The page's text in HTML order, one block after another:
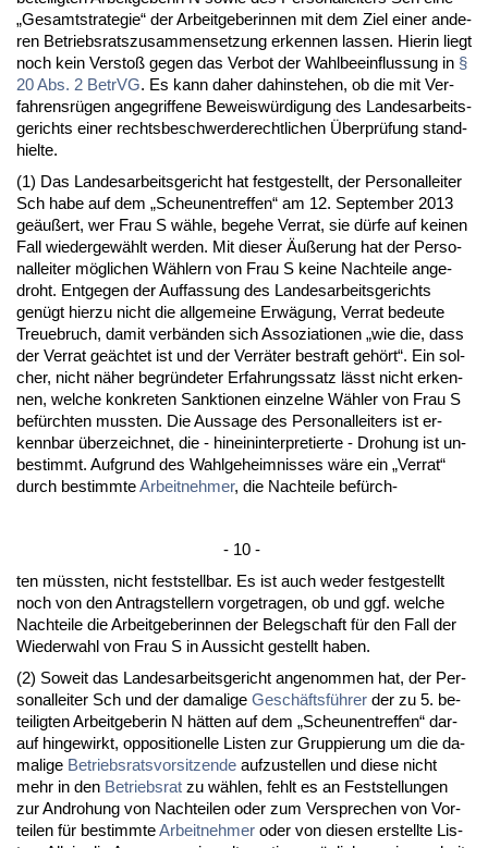
„Ge­samt­stra­te­gie“ der Ar­beit­ge­be­rin­nen mit dem Ziel ei­ner an­de­
ren Be­triebs­rats­zu­sam­men­set­zung er­ken­nen las­sen. Hier­in liegt
noch kein Ver­s­toß ge­gen das Ver­bot der Wahl­be­ein­flus­sung in §
20 Abs. 2 Be­trVG. Es kann da­her da­hin­ste­hen, ob die mit Ver­
fah­rensrügen an­ge­grif­fe­ne Be­weiswürdi­gung des Lan­des­ar­beits­
ge­richts ei­ner rechts­be­schwer­de­recht­li­chen Über­prüfung stand­
hiel­te.
(1) Das Lan­des­ar­beits­ge­richt hat fest­ge­stellt, der Per­so­nal­lei­ter
Sch ha­be auf dem „Scheu­nen­tref­fen“ am 12. Sep­tem­ber 2013
geäußert, wer Frau S wähle, be­ge­he Ver­rat, sie dürfe auf kei­nen
Fall wie­der­gewählt wer­den. Mit die­ser Äußerung hat der Per­so­
nal­lei­ter mögli­chen Wählern von Frau S kei­ne Nach­tei­le an­ge­
droht. Ent­ge­gen der Auf­fas­sung des Lan­des­ar­beits­ge­richts
genügt hier­zu nicht die all­ge­mei­ne Erwägung, Ver­rat be­deu­te
Treue­bruch, da­mit verbänden sich As­so­zia­tio­nen „wie die, dass
der Ver­rat geäch­tet ist und der Verräter be­straft gehört“. Ein sol­
cher, nicht näher be­gründe­ter Er­fah­rungs­satz lässt nicht er­ken­
nen, wel­che kon­kre­ten Sank­tio­nen ein­zel­ne Wähler von Frau S
befürch­ten muss­ten. Die Aus­sa­ge des Per­so­nal­lei­ters ist er­
kenn­bar über­zeich­net, die - hin­ein­in­ter­pre­tier­te - Dro­hung ist un­
be­stimmt. Auf­grund des Wahl­ge­heim­nis­ses wäre ein „Ver­rat“
durch be­stimm­teAr­beit­neh­mer, die Nach­tei­le befürch-
- 10 -
ten müss­ten, nicht fest­stell­bar. Es ist auch we­der fest­ge­stellt
noch von den An­trag­stel­lern vor­ge­tra­gen, ob und ggf. wel­che
Nach­tei­le die Ar­beit­ge­be­rin­nen der Be­leg­schaft für den Fall der
Wie­der­wahl von Frau S in Aus­sicht ge­stellt ha­ben.
(2) So­weit das Lan­des­ar­beits­ge­richt an­ge­nom­men hat, der Per­
so­nal­lei­ter Sch und der da­ma­li­ge Geschäftsführer der zu 5. be­
tei­lig­ten Ar­beit­ge­be­rin N hätten auf dem „Scheu­nen­tref­fen“ dar­
auf hin­ge­wirkt, op­po­si­tio­nel­le Lis­ten zur Grup­pie­rung um die da­
ma­li­ge Be­triebs­rats­vor­sit­zen­de auf­zu­stel­len und die­se nicht
mehr in den Be­triebs­rat zu wählen, fehlt es an Fest­stel­lun­gen
zur An­dro­hung von Nach­tei­len oder zum Ver­spre­chen von Vor­
tei­len für be­stimm­teAr­beit­neh­mer oder von die­sen er­stell­te Lis­